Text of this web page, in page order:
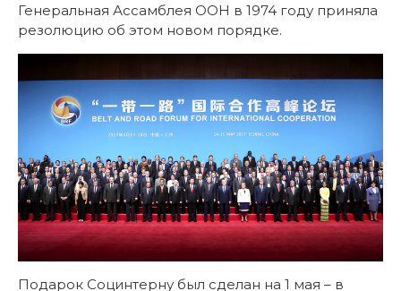
Генеральная Ассамблея ООН в 1974 году приняла
резолюцию об этом новом порядке.
Подарок Социнтерну был сделан на 1 мая – в